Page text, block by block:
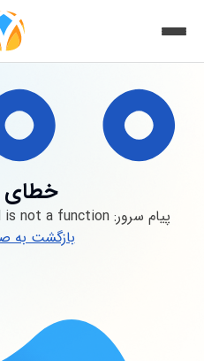
خطای
پیام سرور: is not a function
بازگشت به